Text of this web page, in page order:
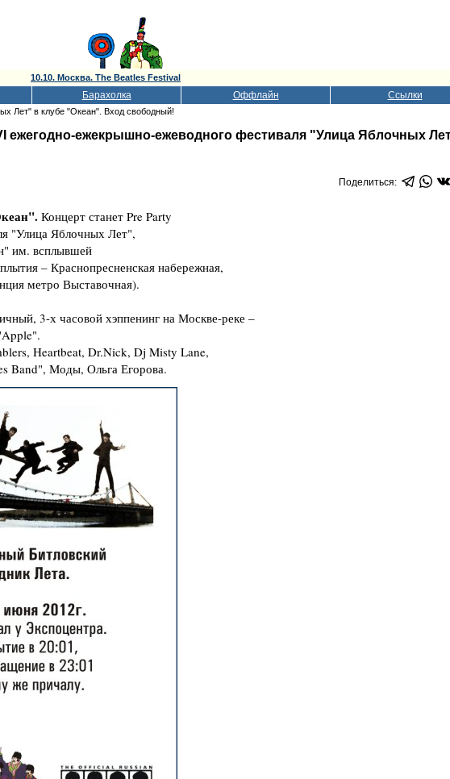
10.10. Москва. The Beatles Festival
Барахолка Оффлайн Ссылки
Лет" в клубе "Океан". Вход свободный!
ежегодно-ежекрышно-ежеводного фестиваля "Улица Яблочных
Поделиться:
Концерт станет Pre Party
"Улица Яблочных Лет",
им. всплывшей
– Краснопресненская набережная,
метро Выставочная).
3-х часовой хэппенинг на Москве-реке –
Heartbeat, Dr.Nick, Dj Misty Lane,
Band", Моды, Ольга Егорова.